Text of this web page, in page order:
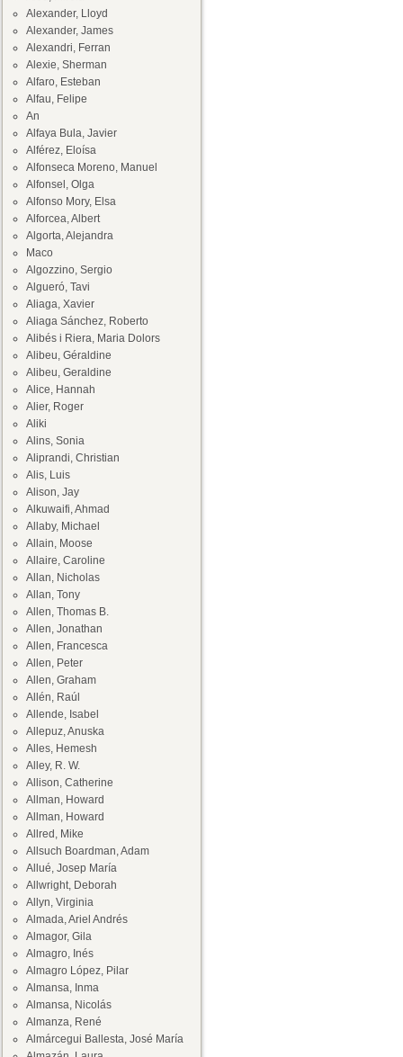
Alexander, Lloyd
Alexander, James
Alexandri, Ferran
Alexie, Sherman
Alfaro, Esteban
Alfau, Felipe
An
Alfaya Bula, Javier
Alférez, Eloísa
Alfonseca Moreno, Manuel
Alfonsel, Olga
Alfonso Mory, Elsa
Alforcea, Albert
Algorta, Alejandra
Maco
Algozzino, Sergio
Algueró, Tavi
Aliaga, Xavier
Aliaga Sánchez, Roberto
Alibés i Riera, Maria Dolors
Alibeu, Géraldine
Alibeu, Geraldine
Alice, Hannah
Alier, Roger
Aliki
Alins, Sonia
Aliprandi, Christian
Alis, Luis
Alison, Jay
Alkuwaifi, Ahmad
Allaby, Michael
Allain, Moose
Allaire, Caroline
Allan, Nicholas
Allan, Tony
Allen, Thomas B.
Allen, Jonathan
Allen, Francesca
Allen, Peter
Allen, Graham
Allén, Raúl
Allende, Isabel
Allepuz, Anuska
Alles, Hemesh
Alley, R. W.
Allison, Catherine
Allman, Howard
Allman, Howard
Allred, Mike
Allsuch Boardman, Adam
Allué, Josep María
Allwright, Deborah
Allyn, Virginia
Almada, Ariel Andrés
Almagor, Gila
Almagro, Inés
Almagro López, Pilar
Almansa, Inma
Almansa, Nicolás
Almanza, René
Almárcegui Ballesta, José María